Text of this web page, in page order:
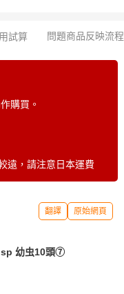
試算 問題商品反映流程
購買。
遠，請注意日本運費
翻譯 原始網頁
sp 幼虫10頭⑦